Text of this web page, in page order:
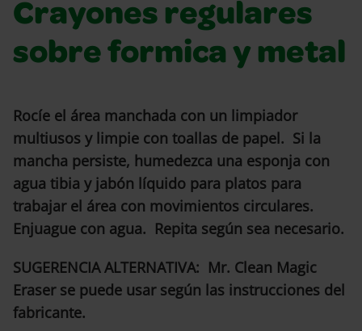
Crayones regulares
sobre formica y metal
Rocíe el área manchada con un limpiador
multiusos y limpie con toallas de papel. Si la
mancha persiste, humedezca una esponja con
agua tibia y jabón líquido para platos para
trabajar el área con movimientos circulares.
Enjuague con agua. Repita según sea necesario.
SUGERENCIA ALTERNATIVA: Mr. Clean Magic
Eraser se puede usar según las instrucciones del
fabricante.